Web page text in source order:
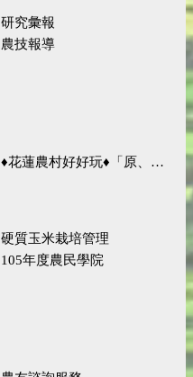
研究彙報
農技報導
♦花蓮農村好好玩♦「原、生、慢、活」四條遊程推薦
硬質玉米栽培管理
105年度農民學院